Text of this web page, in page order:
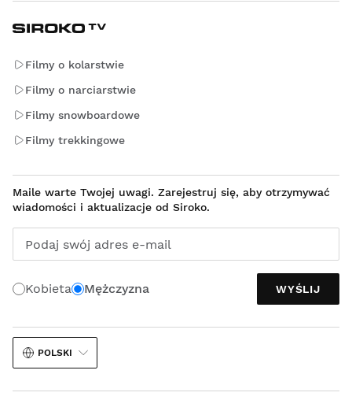
Filmy o kolarstwie
Filmy o narciarstwie
Filmy snowboardowe
Filmy trekkingowe
Maile warte Twojej uwagi. Zarejestruj się, aby otrzymywać
wiadomości i aktualizacje od Siroko.
Podaj swój adres e-mail
Kobieta Mężczyzna WYŚLIJ
POLSKI